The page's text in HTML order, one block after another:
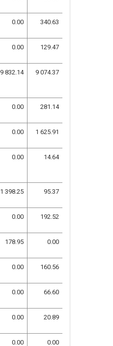
0.00 340.63
0.00 129.47
9 832.14 9 074.37
0.00 281.14
0.00 1 625.91
0.00 14.64
1 398.25 95.37
0.00 192.52
178.95 0.00
0.00 160.56
0.00 66.60
0.00 20.89
0.00 0.00